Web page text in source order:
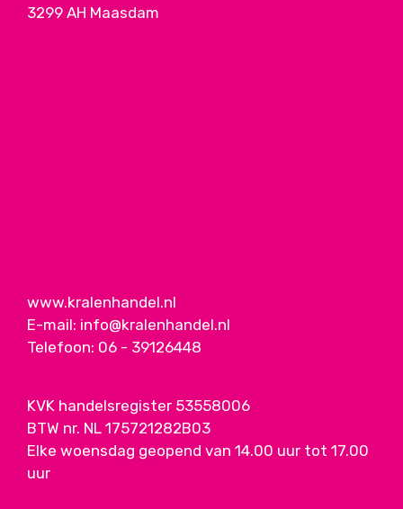
3299 AH Maasdam
www.kralenhandel.nl
E-mail: info@kralenhandel.nl
Telefoon: 06 - 39126448
KVK handelsregister 53558006
BTW nr. NL 175721282B03
Elke woensdag geopend van 14.00 uur tot 17.00
uur